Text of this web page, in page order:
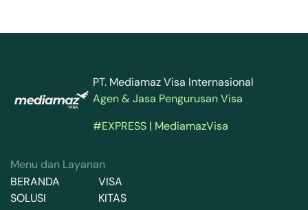
PT. Mediamaz Visa Internasional
Agen & Jasa Pengurusan Visa
#EXPRESS | MediamazVisa
Menu dan Layanan
BERANDA
SOLUSI
VISA
KITAS